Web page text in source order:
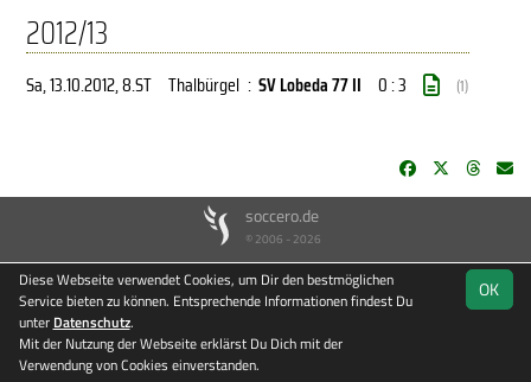
2012/13
Sa, 13.10.2012, 8.ST Thalbürgel : SV Lobeda 77 II 0 : 3 (1)
soccero.de
© 2006 - 2026
Besucherstatistik Kontakt Impressum Datenschutz
OK
Diese Webseite verwendet Cookies, um Dir den bestmöglichen
Service bieten zu können. Entsprechende Informationen findest Du
unter Datenschutz.
Mit der Nutzung der Webseite erklärst Du Dich mit der
Verwendung von Cookies einverstanden.